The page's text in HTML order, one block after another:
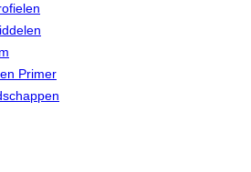
Primer